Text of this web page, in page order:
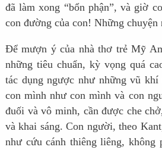
đã làm xong “bổn phận”, và giờ
con đường của con! Những chuyện
Để mượn ý của nhà thơ trẻ Mỹ
những tiêu chuẩn, kỳ vọng quá
tác dụng ngược như những vũ
con mình như con mình và con
đuối và vô minh, cần được che
và khai sáng. Con người, theo
như cứu cánh thiêng liêng, không